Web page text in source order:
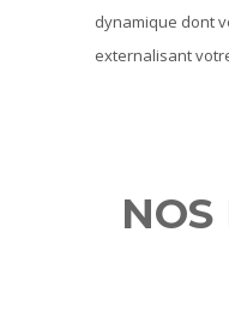
dynamique dont
externalisant
NOS